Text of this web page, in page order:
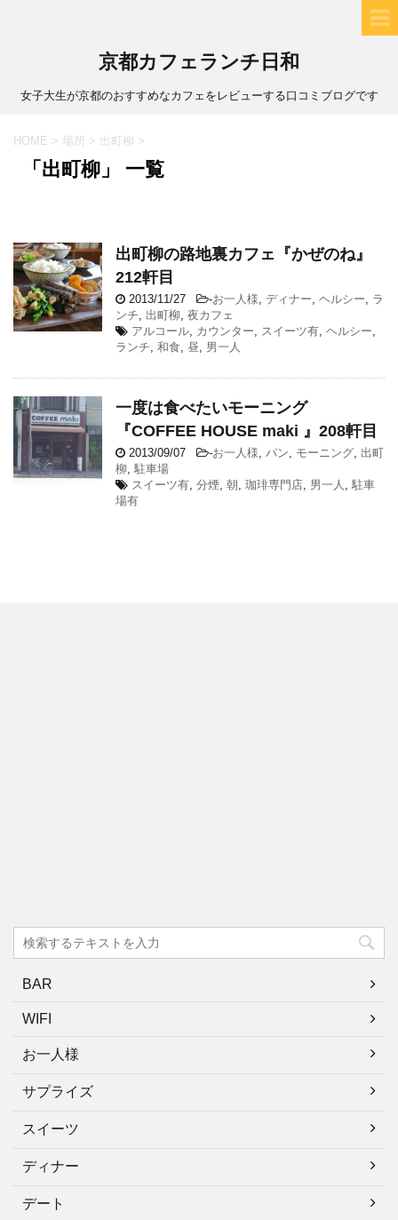
京都カフェランチ日和
女子大生が京都のおすすめなカフェをレビューする口コミブログです
HOME > 場所 > 出町柳 >
「出町柳」 一覧
出町柳の路地裏カフェ『かぜのね』
212軒目
2013/11/27 -お一人様, ディナー, ヘルシー, ラ
ンチ, 出町柳, 夜カフェ
アルコール, カウンター, スイーツ有, ヘルシー,
ランチ, 和食, 昼, 男一人
一度は食べたいモーニング
『COFFEE HOUSE maki 』208軒目
2013/09/07 -お一人様, パン, モーニング, 出町
柳, 駐車場
スイーツ有, 分煙, 朝, 珈琲専門店, 男一人 , 駐車
場有
BAR
WIFI
お一人様
サプライズ
スイーツ
ディナー
デート